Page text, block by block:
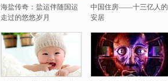
海盐传奇：盐运伴随国运
走过的悠悠岁月
中国住房——十三亿人的
安居